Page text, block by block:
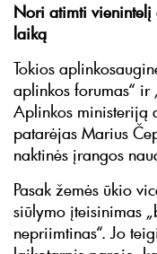
Nori atimti vienintelį
laiką
Tokios
aplinkos forumas“ ir
Aplinkos ministeriją
patarėjas Marius
naktinės įrangos
Pasak žemės ūkio
siūlymo įteisinimas
nepriimtinas“. Jo